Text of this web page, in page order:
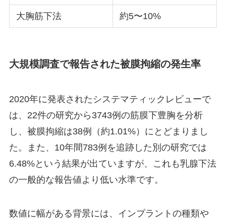
大胸筋下法 約5〜10%
大規模調査で報告された被膜拘縮の発生率
2020年に発表されたシステマティックレビューで
は、22件の研究から3743例の筋膜下豊胸を分析
し、被膜拘縮は38例（約1.01%）にとどまりまし
た。また、10年間783例を追跡した別の研究では
6.48%という結果が出ていますが、これも乳腺下法
の一般的な報告値より低い水準です。
数値に幅がある背景には、インプラントの種類や